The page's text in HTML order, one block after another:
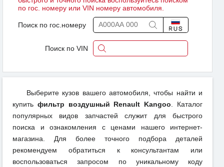
по гос. номеру или VIN номеру автомобиля.
Поиск по гос.номеру
Поиск по VIN
Выберите кузов вашего автомобиля, чтобы найти и
купить фильтр воздушный Renault Kangoo . Каталог
популярных видов запчастей служит для быстрого
поиска и ознакомления с ценами нашего интернет-
магазина. Для более точного подбора деталей
рекомендуем обратиться к консультантам или
воспользоваться запросом по уникальному коду